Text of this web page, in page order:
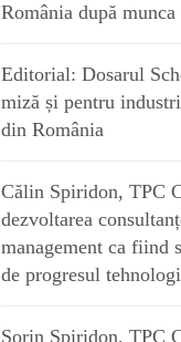
România după
Editorial: Dosarul
miză și pentru
din România
Călin Spiridon, TPC
dezvoltarea
management ca fiind
de progresul
Sorin Spiridon, TPC